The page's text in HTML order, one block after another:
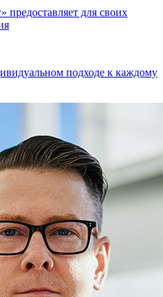
предоставляет для своих
подходе к каждому